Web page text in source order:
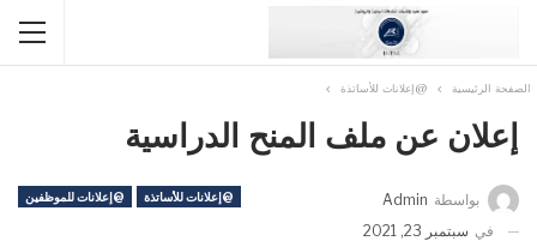
الصفحة الرئيسية @إعلانات للأساتذة
إعلان عن ملف المنح الدراسية
@إعلانات للأساتذة @إعلانات للموظفين بواسطة Admin
في سبتمبر 23, 2021